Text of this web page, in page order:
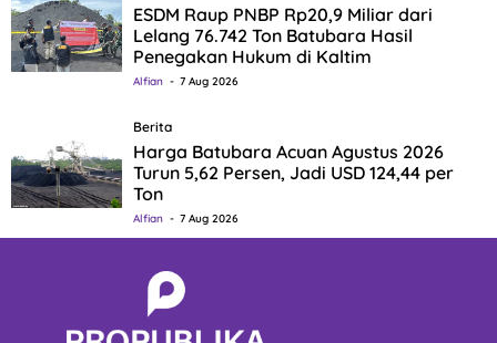
ESDM Raup PNBP Rp20,9 Miliar dari
Lelang 76.742 Ton Batubara Hasil
Penegakan Hukum di Kaltim
Alfian 7 Aug 2026
Berita
Harga Batubara Acuan Agustus 2026
Turun 5,62 Persen, Jadi USD 124,44 per
Ton
Alfian 7 Aug 2026